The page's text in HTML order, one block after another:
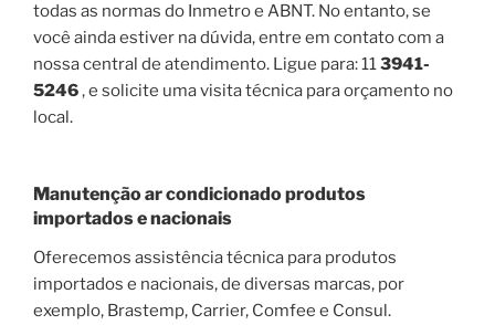
todas as normas do Inmetro e ABNT. No entanto, se
você ainda estiver na dúvida, entre em contato com a
nossa central de atendimento. Ligue para: 113941-
5246, e solicite uma visita técnica para orçamento no
local.
Manutenção ar condicionado produtos
importados e nacionais
Oferecemos assistência técnica para produtos
importados e nacionais, de diversas marcas, por
exemplo, Brastemp, Carrier, Comfee e Consul.